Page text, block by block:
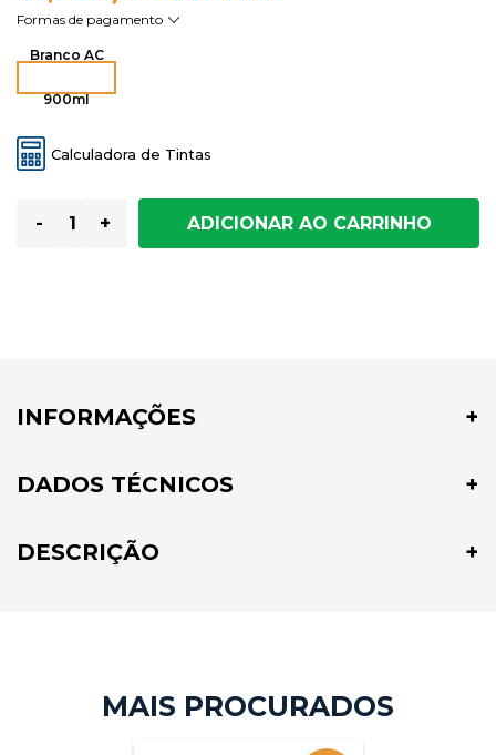
Branco AC
900ml
Calculadora de Tintas
- +
INFORMAÇÕES
DADOS TÉCNICOS
DESCRIÇÃO